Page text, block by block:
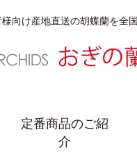
向け産地直送の胡蝶蘭を全
定番商品のご紹
介